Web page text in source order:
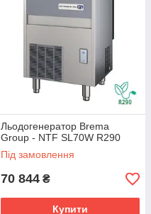
Льодогенератор Brema
Group - NTF SL70W R290
Під замовлення
70 844 ₴
Купити